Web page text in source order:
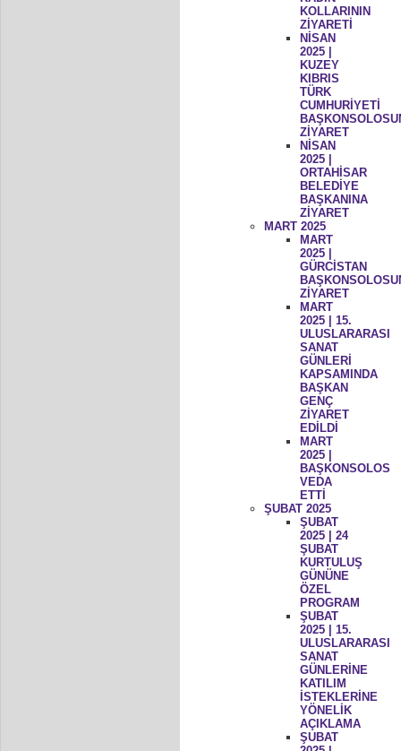
KOLLARININ
ZİYARETİ
NİSAN
2025 |
KUZEY
KIBRIS
TÜRK
CUMHURİYETİ
ZİYARET
NİSAN
2025 |
ORTAHİSAR
BELEDİYE
BAŞKANINA
ZİYARET
MART 2025
MART
2025 |
GÜRCİSTAN
ZİYARET
MART
2025 | 15.
ULUSLARARASI
SANAT
GÜNLERİ
KAPSAMINDA
BAŞKAN
GENÇ
ZİYARET
EDİLDİ
MART
2025 |
BAŞKONSOLOS
VEDA
ETTİ
ŞUBAT 2025
ŞUBAT
2025 | 24
ŞUBAT
KURTULUŞ
GÜNÜNE
ÖZEL
PROGRAM
ŞUBAT
2025 | 15.
ULUSLARARASI
SANAT
GÜNLERİNE
KATILIM
İSTEKLERİNE
YÖNELİK
AÇIKLAMA
ŞUBAT